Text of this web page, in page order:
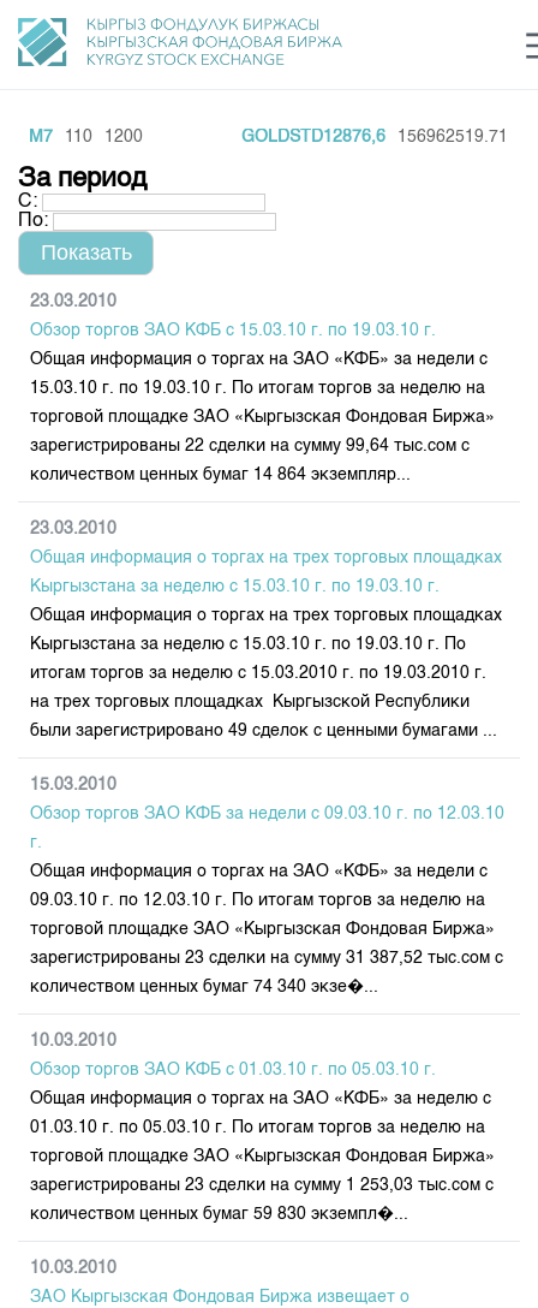
Финансовый рынок KG
О нас
Общая информация
Акционеры
Руководство
Внутренний аудитор
Наши партнеры
Cтратегия развития
Корпоративные документы
Контакты
Направления
Товарно-сырьевой сектор
Листинг
Центр раскрытия информации
Тарифы
Аналитика
Финансовый рынок KG
Пресс-клуб
25 лет ЗАО КФБ
Нормативная база
Биржевая деятельность
Депозитарная деятельность
Статистика торгов
Итоги последних торгов
Архив торгов
Индекс и Капитализация
Котировки по ЦБ
Котировки по драг. металлам
Расписание аукционов по ГЦБ
Результаты аукционов ГЦБ
Объем ГЦБ в обращении
Результаты аукционов по депозитам
Учебный центр
Общая информация
План работы на год
110 1200 GOLDSTD12876,6 156962519.71 1
За период
С:
По:
23.03.2010
Обзор торгов ЗАО КФБ с 15.03.10 г. по 19.03.10 г.
Общая информация о торгах на ЗАО «КФБ» за недели с
15.03.10 г. по 19.03.10 г. По итогам торгов за неделю на
торговой площадке ЗАО «Кыргызская Фондовая Биржа»
зарегистрированы 22 сделки на сумму 99,64 тыс.сом с
количеством ценных бумаг 14 864 экземпляр...
23.03.2010
Общая информация о торгах на трех торговых площадках
Кыргызстана за неделю с 15.03.10 г. по 19.03.10 г.
Общая информация о торгах на трех торговых площадках
Кыргызстана за неделю с 15.03.10 г. по 19.03.10 г. По
итогам торгов за неделю с 15.03.2010 г. по 19.03.2010 г.
на трех торговых площадках Кыргызской Республики
были зарегистрировано 49 сделок с ценными бумагами ...
15.03.2010
Обзор торгов ЗАО КФБ за недели с 09.03.10 г. по 12.03.10
г.
Общая информация о торгах на ЗАО «КФБ» за недели с
09.03.10 г. по 12.03.10 г. По итогам торгов за неделю на
торговой площадке ЗАО «Кыргызская Фондовая Биржа»
зарегистрированы 23 сделки на сумму 31 387,52 тыс.сом с
количеством ценных бумаг 74 340 экзе�...
10.03.2010
Обзор торгов ЗАО КФБ с 01.03.10 г. по 05.03.10 г.
Общая информация о торгах на ЗАО «КФБ» за неделю с
01.03.10 г. по 05.03.10 г. По итогам торгов за неделю на
торговой площадке ЗАО «Кыргызская Фондовая Биржа»
зарегистрированы 23 сделки на сумму 1 253,03 тыс.сом с
количеством ценных бумаг 59 830 экземпл�...
10.03.2010
ЗАО Кыргызская Фондовая Биржа извещает о